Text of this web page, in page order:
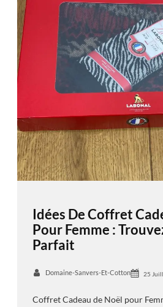
Idées De Coffret
Pour Femme :
Parfait
Domaine-Sanvers-Et-Cotton 25
Coffret Cadeau de Noël pour